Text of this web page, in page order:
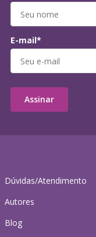
Dúvidas/Atendimento
Autores
Blog
E-mail*
Assinar